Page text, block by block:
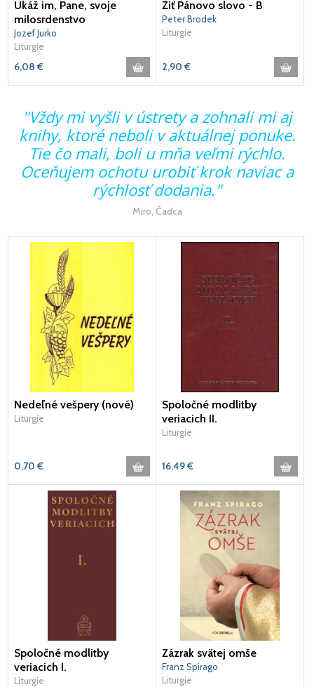
Ukáž im, Pane, svoje
milosrdenstvo
Jozef Jurko
Liturgie
6,08 €
Žiť Pánovo slovo - B
Peter Brodek
Liturgie
2,90 €
"Vždy mi vyšli v ústrety a zohnali mi aj
knihy, ktoré neboli v aktuálnej ponuke.
Tie čo mali, boli u mňa veľmi rýchlo.
Oceňujem ochotu urobiť krok naviac a
rýchlosť dodania."
Miro, Čadca
Nedeľné vešpery (nové)
Liturgie
0,70 €
Spoločné modlitby
veriacich II.
Liturgie
16,49€
Spoločné modlitby
veriacich I.
Liturgie
Zázrak svätej omše
Franz Spirago
Liturgie